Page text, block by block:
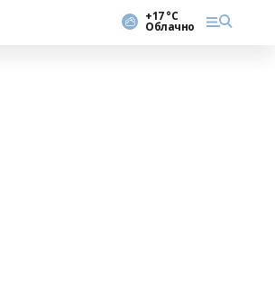
+17 °С
Облачно